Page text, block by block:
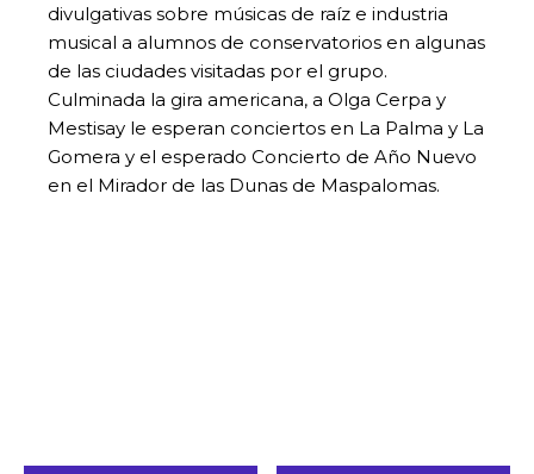
divulgativas sobre músicas de raíz e industria
musical a alumnos de conservatorios en algunas
de las ciudades visitadas por el grupo.
Culminada la gira americana, a Olga Cerpa y
Mestisay le esperan conciertos en La Palma y La
Gomera y el esperado Concierto de Año Nuevo
en el Mirador de las Dunas de Maspalomas.